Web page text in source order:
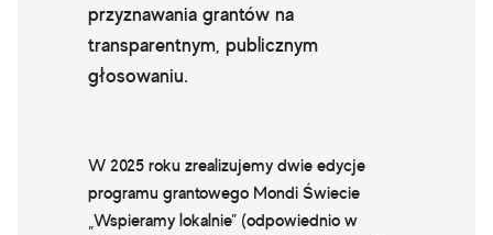
przyznawania grantów na
transparentnym, publicznym
głosowaniu.
W 2025 roku zrealizujemy dwie edycje
programu grantowego Mondi Świecie
„Wspieramy lokalnie” (odpowiednio w